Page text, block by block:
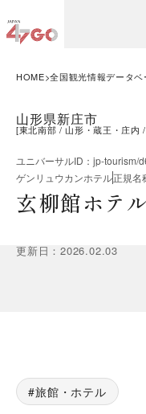
HOME 全国観光情報データベ
山形県新庄市
[東北南部 山形・蔵王・庄内
ユニバーサルID ： jp-tourism/
ゲンリュウカンホテル正規名
玄柳館ホテル
更新日 ：2026.02.03
旅館・ホテル